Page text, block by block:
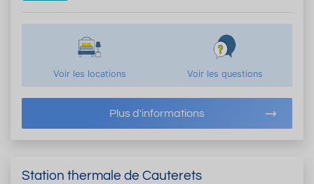
Voir les locations Voir les questions
Plus d'informations
Station thermale de Cauterets